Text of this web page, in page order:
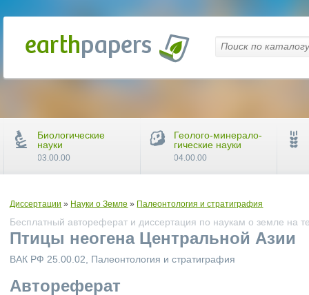
Диссертации » Науки о Земле » Палеонтология и стратиграфия
Бесплатный автореферат и диссертация по наукам о земле на
Птицы неогена Центральной Азии
ВАК РФ 25.00.02, Палеонтология и стратиграфия
Автореферат
Биологические
науки
03.00.00
Геолого-минерало-
гические науки
04.00.00